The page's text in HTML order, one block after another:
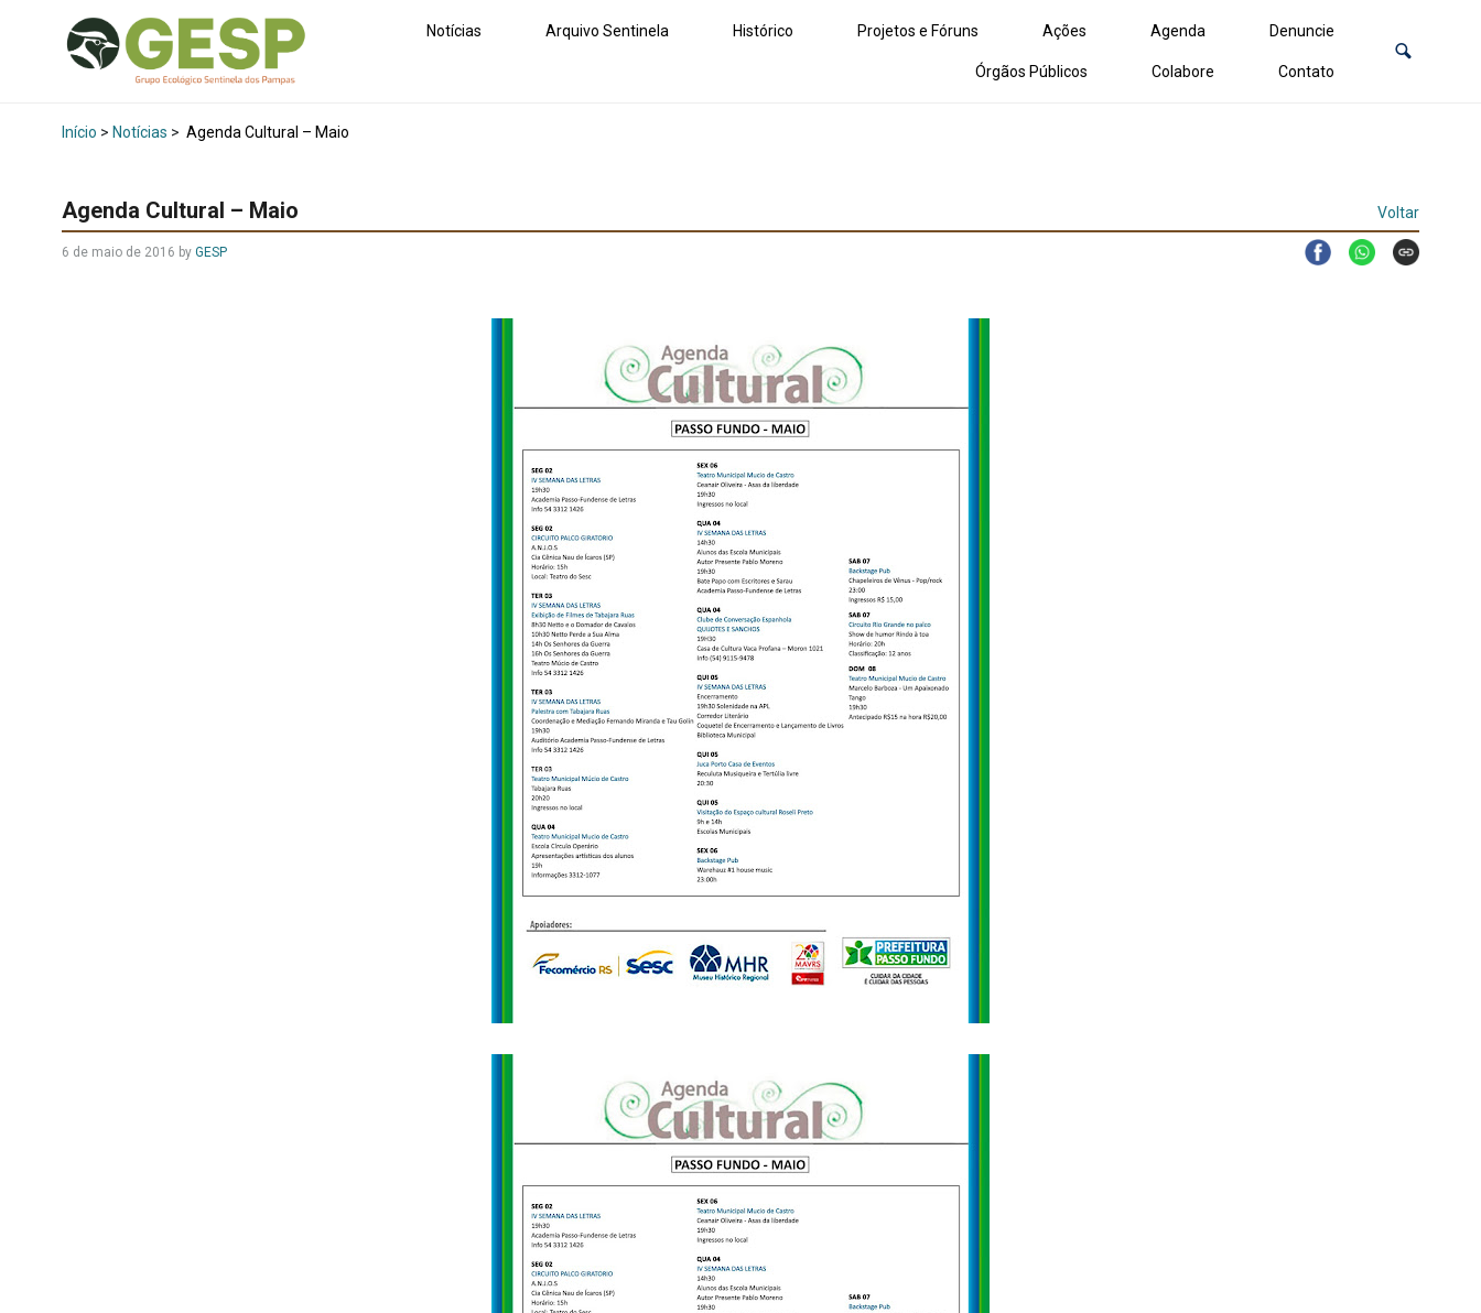
Notícias Arquivo Sentinela Histórico Projetos e Fóruns Ações Agenda Denuncie
Órgãos Públicos Colabore Contato
Início > Notícias > Agenda Cultural – Maio
Agenda Cultural – Maio Voltar
6 de maio de 2016 by GESP